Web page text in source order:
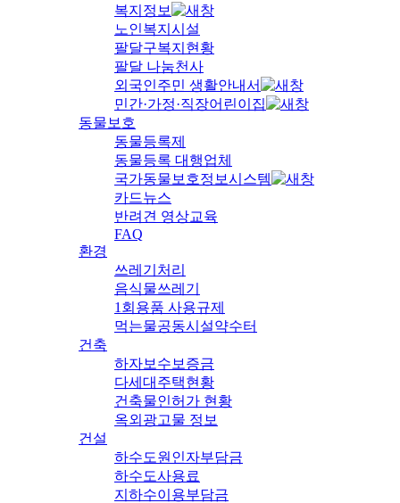
복지정보
노인복지시설
팔달구복지현황
팔달 나눔천사
외국인주민 생활안내서
민간·가정·직장어린이집
동물보호
동물등록제
동물등록 대행업체
국가동물보호정보시스템
카드뉴스
반려견 영상교육
FAQ
환경
쓰레기처리
음식물쓰레기
1회용품 사용규제
먹는물공동시설약수터
건축
하자보수보증금
다세대주택현황
건축물인허가 현황
옥외광고물 정보
건설
하수도원인자부담금
하수도사용료
지하수이용부담금